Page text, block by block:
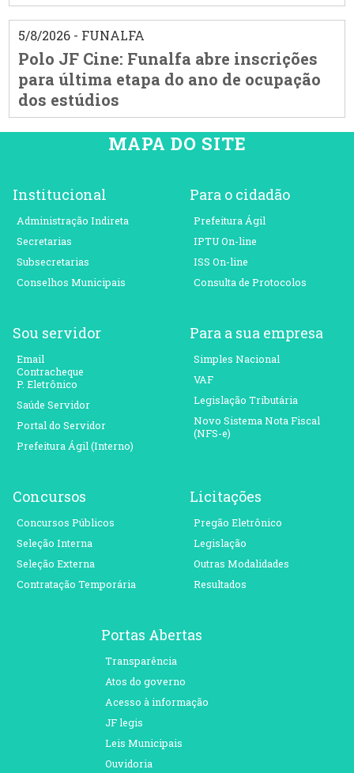
5/8/2026 - FUNALFA
Polo JF Cine: Funalfa abre inscrições
para última etapa do ano de ocupação
dos estúdios
MAPA DO SITE
Institucional
Administração Indireta
Secretarias
Subsecretarias
Conselhos Municipais
Para o cidadão
Prefeitura Ágil
IPTU On-line
ISS On-line
Consulta de Protocolos
Sou servidor
Email
Contracheque
P. Eletrônico
Saúde Servidor
Portal do Servidor
Prefeitura Ágil (Interno)
Para a sua empresa
Simples Nacional
VAF
Legislação Tributária
Novo Sistema Nota Fiscal
(NFS-e)
Concursos
Concursos Públicos
Seleção Interna
Seleção Externa
Contratação Temporária
Licitações
Pregão Eletrônico
Legislação
Outras Modalidades
Resultados
Portas Abertas
Transparência
Atos do governo
Acesso à informação
JF legis
Leis Municipais
Ouvidoria